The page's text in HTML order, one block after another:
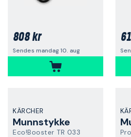
808 kr
Sendes mandag 10. aug
KÄRCHER
Munnstykke
Eco!Booster TR 033